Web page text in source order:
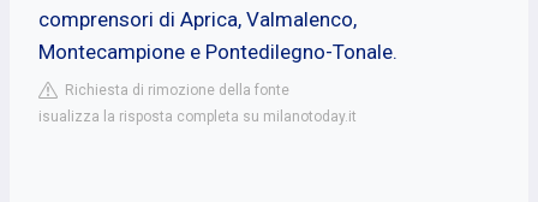
comprensori di Aprica, Valmalenco,
Montecampione e Pontedilegno-Tonale.
Richiesta di rimozione della fonte
isualizza la risposta completa su milanotoday.it